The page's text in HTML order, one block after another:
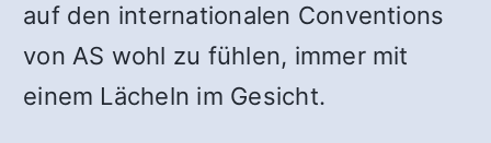
auf den internationalen Conventions
von AS wohl zu fühlen, immer mit
einem Lächeln im Gesicht.